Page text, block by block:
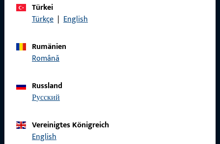
Türkei
Türkçe | English
Rumänien
Română
Russland
русский
Vereinigtes Königreich
English
Karriere